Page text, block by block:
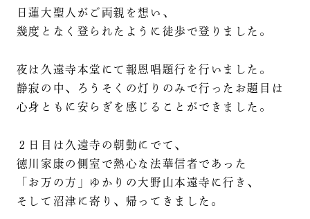
日蓮大聖人がご両親を想い、
幾度となく登られたように徒歩で登りました。
夜は久遠寺本堂にて報恩唱題行を行いました。
静寂の中、ろうそくの灯りのみで行ったお題目は
心身ともに安らぎを感じることができました。
２日目は久遠寺の朝勤にでて、
徳川家康の側室で熱心な法華信者であった
「お万の方」ゆかりの大野山本遠寺に行き、
そして沼津に寄り、帰ってきました。